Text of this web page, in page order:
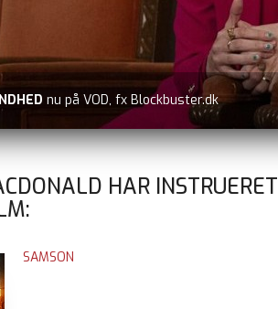
nu på VOD, fx Blockbuster.dk
HAR INSTRUERET
SAMSON